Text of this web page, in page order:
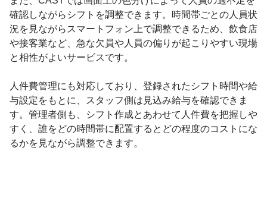
確認しながらシフトを調整できます。時間帯ごとの人員状
況を見ながらスマートフォン上で調整できるため、飲食店
や接客業など、急な欠員や人員の偏りが起こりやすい現場
と相性がよいサービスです。
人件費管理にも対応しており、登録されたシフト時間や給
与設定をもとに、スタッフ側は見込み給与を確認できま
す。管理者側も、シフト作成とあわせて人件費を把握しや
すく、誰をどの時間帯に配置するとどの程度のコストにな
るかを見ながら調整できます。